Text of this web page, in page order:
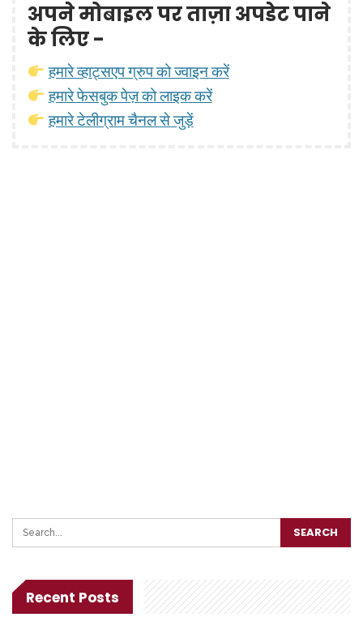
अपने मोबाइल पर ताज़ा अपडेट पाने
के लिए -
हमारे व्हाट्सएप ग्रुप को ज्वाइन करें
हमारे फेसबुक पेज़ को लाइक करें
हमारे टेलीग्राम चैनल से जुड़ें
Recent Posts